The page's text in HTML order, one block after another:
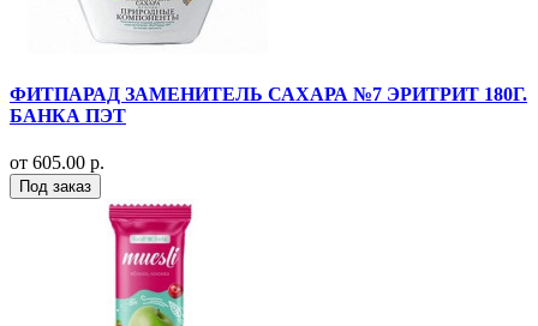
ФИТПАРАД ЗАМЕНИТЕЛЬ САХАРА №7 ЭРИТРИТ 180Г.
БАНКА ПЭТ
от 605.00 р.
Под заказ